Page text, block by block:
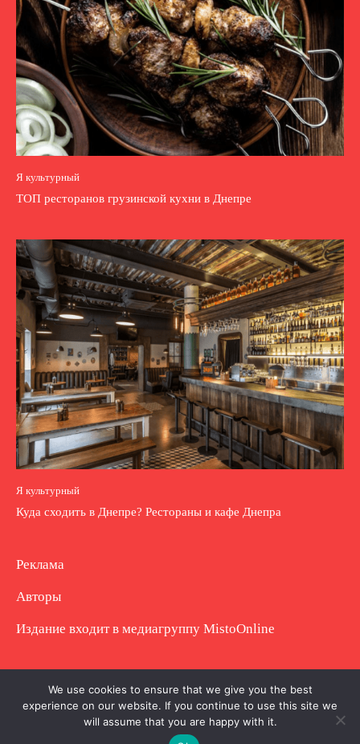
Я культурный
ТОП ресторанов грузинской кухни в Днепре
Я культурный
Куда сходить в Днепре? Рестораны и кафе Днепра
Реклама
Авторы
Издание входит в медиагруппу MistoOnline
Copyright © Полное использование материала
запрещено. Частично разрешено с гиперссылкой.
We use cookies to ensure that we give you the best
experience on our website. If you continue to use this site we
will assume that you are happy with it.